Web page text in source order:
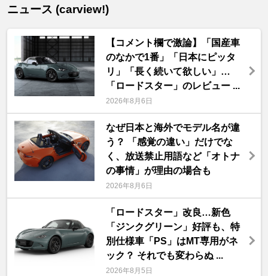
ニュース (carview!)
【コメント欄で激論】「国産車
のなかで1番」「日本にピッタ
リ」「長く続いて欲しい」…
「ロードスター」のレビュー ...
2026年8月6日
なぜ日本と海外でモデル名が違
う？ 「感覚の違い」だけでな
く、放送禁止用語など「オトナ
の事情」が理由の場合も
2026年8月6日
「ロードスター」改良…新色
「ジンクグリーン」好評も、特
別仕様車「PS」はMT専用がネ
ック？ それでも変わらぬ ...
2026年8月5日